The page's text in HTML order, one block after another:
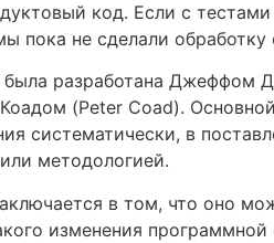
код. Если с
пока не сделали
разработана Джеффом
(Peter Coad).
систематически, в
методологией.
в том, что оно
изменения